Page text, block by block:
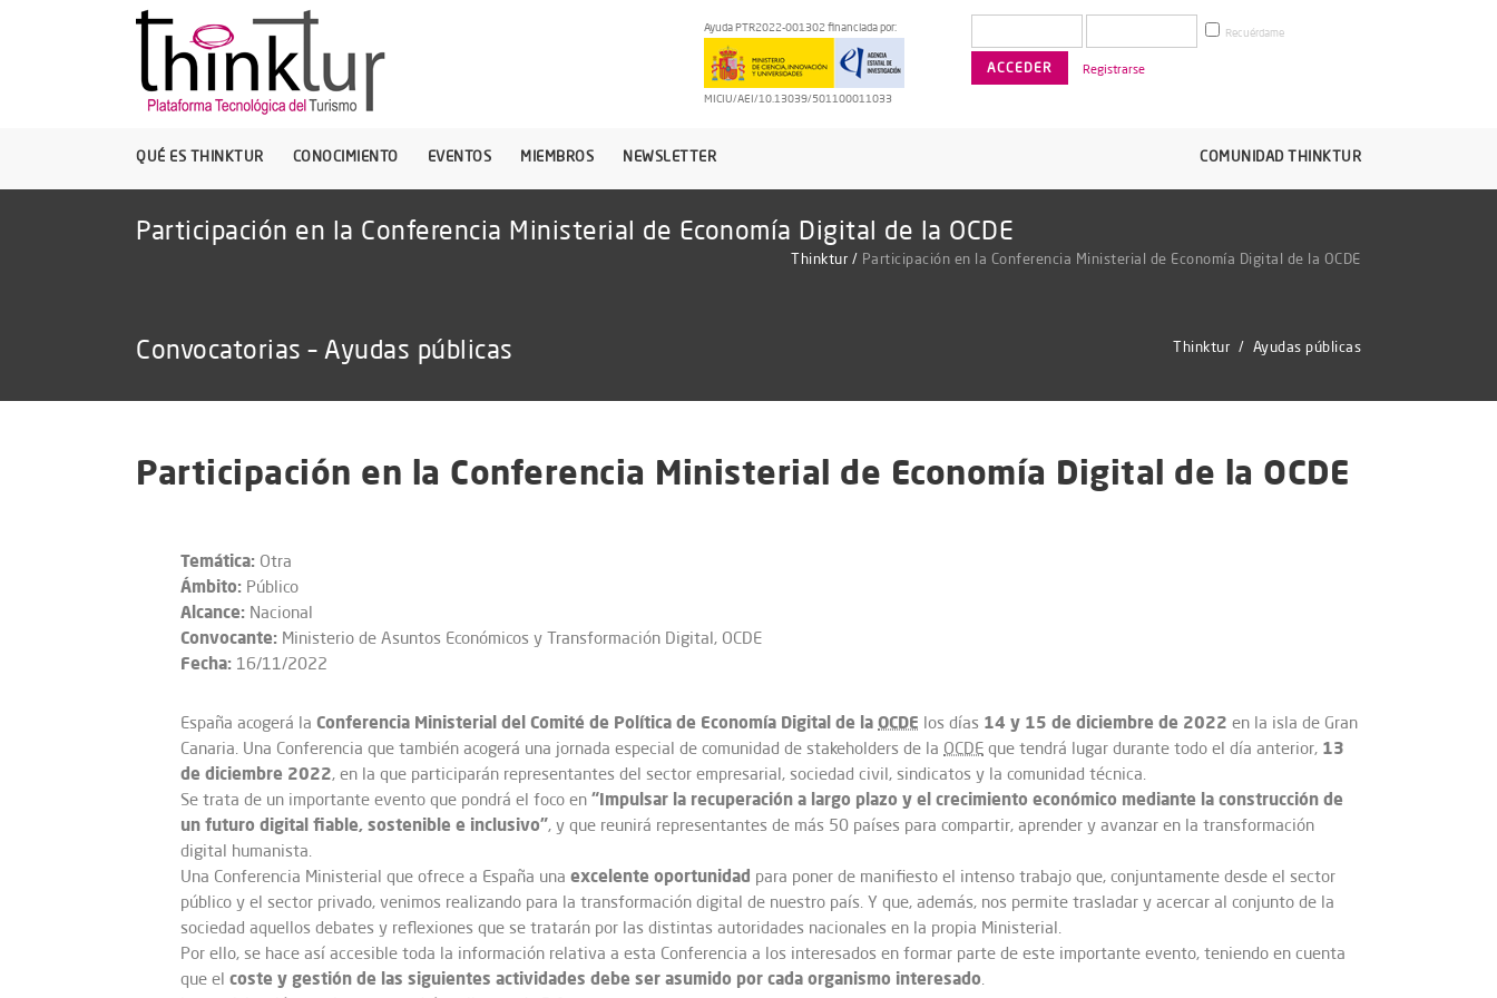
Ayuda PTR2022-001302 financiada por:
MICIU/AEI/10.13039/501100011033
Recuérdame
Registrarse
QUÉ ES THINKTUR CONOCIMIENTO EVENTOS MIEMBROS NEWSLETTER COMUNIDAD THINKTUR
Participación en la Conferencia Ministerial de Economía Digital de la OCDE
Thinktur / Participación en la Conferencia Ministerial de Economía Digital de la OCDE
Convocatorias – Ayudas públicas Thinktur / Ayudas públicas
Participación en la Conferencia Ministerial de Economía Digital de la OCDE
Temática: Otra
Ámbito: Público
Alcance: Nacional
Convocante: Ministerio de Asuntos Económicos y Transformación Digital, OCDE
Fecha: 16/11/2022
España acogerá la Conferencia Ministerial del Comité de Política de Economía Digital de la OCDE los días 14 y 15 de diciembre de 2022 en la isla de Gran
Canaria. Una Conferencia que también acogerá una jornada especial de comunidad de stakeholders de la OCDE que tendrá lugar durante todo el día anterior, 13
de diciembre 2022, en la que participarán representantes del sector empresarial, sociedad civil, sindicatos y la comunidad técnica.
Se trata de un importante evento que pondrá el foco en “Impulsar la recuperación a largo plazo y el crecimiento económico mediante la construcción de
un futuro digital fiable, sostenible e inclusivo”, y que reunirá representantes de más 50 países para compartir, aprender y avanzar en la transformación
digital humanista.
Una Conferencia Ministerial que ofrece a España una excelente oportunidad para poner de manifiesto el intenso trabajo que, conjuntamente desde el sector
público y el sector privado, venimos realizando para la transformación digital de nuestro país. Y que, además, nos permite trasladar y acercar al conjunto de la
sociedad aquellos debates y reflexiones que se tratarán por las distintas autoridades nacionales en la propia Ministerial.
Por ello, se hace así accesible toda la información relativa a esta Conferencia a los interesados en formar parte de este importante evento, teniendo en cuenta
que el coste y gestión de las siguientes actividades debe ser asumido por cada organismo interesado.